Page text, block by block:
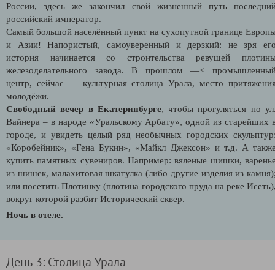
России, здесь же закончил свой жизненный путь
российский император.
Самый большой населённый пункт на сухопутной границе
и Азии! Напористый, самоуверенный и дерзкий: не зря
история начинается со строительства ревущей
железоделательного завода. В прошлом —<
центр, сейчас — культурная столица Урала, место
молодёжи.
Свободный вечер в Екатеринбурге, чтобы прогуляться по
Вайнера – в народе «Уральскому Арбату», одной из старейших
городе, и увидеть целый ряд необычных городских
«Коробейник», «Гена Букин», «Майкл Джексон» и т.д. А
купить памятных сувениров. Например: вяленые шишки,
из шишек, малахитовая шкатулка (либо другие изделия из
или посетить Плотинку (плотина городского пруда на реке
вокруг которой разбит Исторический сквер.
Ночь в отеле.
День 3: Столица Урала